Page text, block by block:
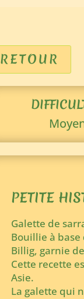
RETOUR
PETITE
Galette de
Bouillie à
Billig, garnie
Cette recette
Asie.
La galette qui